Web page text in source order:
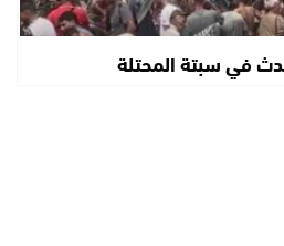
في سبتة المحتلة